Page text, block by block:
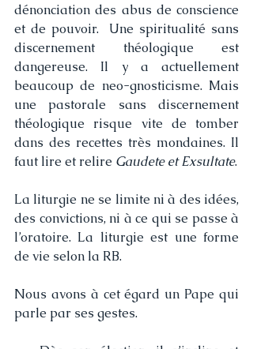
dénonciation des abus de conscience
et de pouvoir.  Une spiritualité sans
discernement théologique est
dangereuse. Il y a actuellement
beaucoup de neo-gnosticisme. Mais
une pastorale sans discernement
théologique risque vite de tomber
dans des recettes très mondaines. Il
faut lire et relire Gaudete et Exsultate.
La liturgie ne se limite ni à des idées,
des convictions, ni à ce qui se passe à
l’oratoire. La liturgie est une forme
de vie selon la RB.
Nous avons à cet égard un Pape qui
parle par ses gestes.